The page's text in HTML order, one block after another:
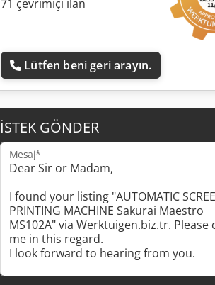
71 çevrimiçi ilan
Lütfen beni geri arayın.
İSTEK GÖNDER
Mesaj*